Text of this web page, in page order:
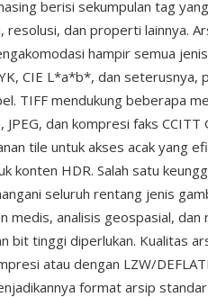
berisi sekumpulan tag
resolusi, dan properti lainnya.
hampir semua
CIE L*a*b*, dan
TIFF mendukung beberapa
JPEG, dan kompresi faks
tile untuk akses acak yang
konten HDR. Salah satu
seluruh rentang jenis
medis, analisis geospasial,
bit tinggi diperlukan. Kualitas
atau dengan LZW/
format arsip